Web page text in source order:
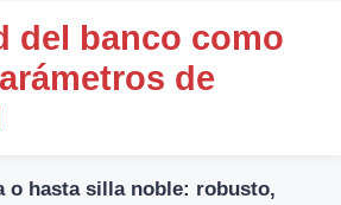
del banco como
de
o hasta silla noble: robusto,